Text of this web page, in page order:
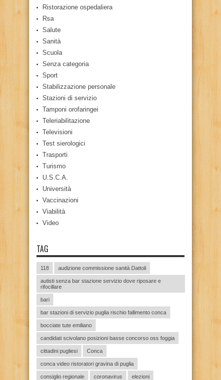
Ristorazione ospedaliera
Rsa
Salute
Sanità
Scuola
Senza categoria
Sport
Stabilizzazione personale
Stazioni di servizio
Tamponi orofaringei
Teleriabilitazione
Televisioni
Test sierologici
Trasporti
Turismo
U.S.C.A.
Università
Vaccinazioni
Viabilità
Video
TAG
118 audizione commissione sanità Dattoli
autisti senza bar stazione servizio dove riposare e
rifocillare
bari
bar stazioni di servizio puglia rischio fallimento conca
bocciate tute emiliano
candidati scivolano posizioni basse concorso oss foggia
cittadini pugliesi Conca
conca video ristoratori gravina di puglia
consiglio regionale coronavirus elezioni